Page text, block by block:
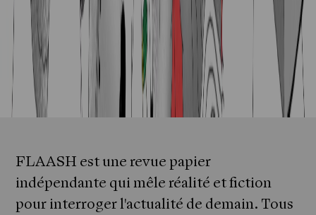
FLAASH est une revue papier
indépendante qui mêle réalité et fiction
pour interroger l'actualité de demain. Tous